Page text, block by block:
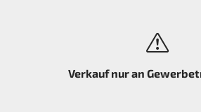
Verkauf nur an